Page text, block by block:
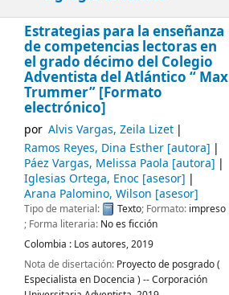
Estrategias para la enseñanza
de competencias lectoras en
el grado décimo del Colegio
Adventista del Atlántico “ Max
Trummer” [Formato
electrónico]
por Alvis Vargas, Zeila Lizet
Ramos Reyes, Dina Esther[autora]
Páez Vargas, Melissa Paola [autora]
Iglesias Ortega, Enoc[asesor]
Arana Palomino, Wilson [asesor]
Tipo de material: Texto; Formato: impreso
; Forma literaria: No es ficción
Colombia : Los autores,2019
Nota de disertación: Proyecto de posgrado (
Especialista en Docencia ) -- Corporación